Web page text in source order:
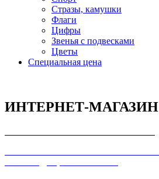
Стразы, камушки
Флаги
Цифры
Звенья с подвесками
Цветы
Специальная цена
ИНТЕРНЕТ-МАГАЗИН